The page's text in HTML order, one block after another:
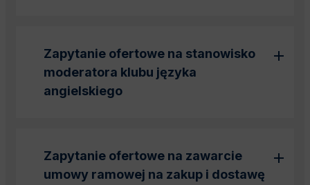
Zapytanie ofertowe na stanowisko
moderatora klubu języka
angielskiego
Zapytanie ofertowe na zawarcie
umowy ramowej na zakup i dostawę